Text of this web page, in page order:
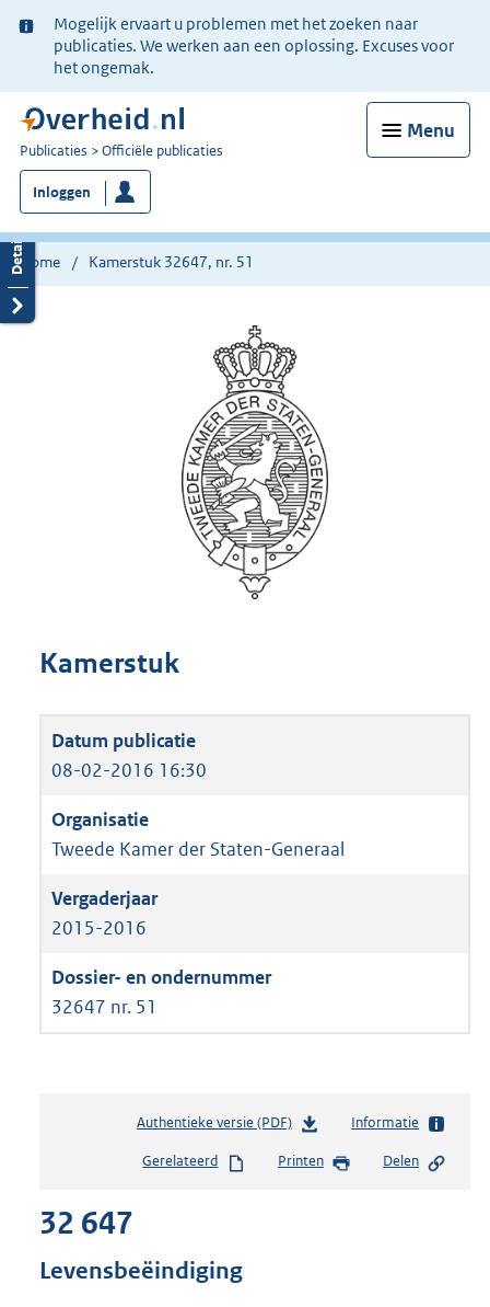
Ter
informatie:
Mogelijk ervaart u problemen met het zoeken naar
publicaties. We werken aan een oplossing. Excuses voor
het ongemak.
Menu
U
bent
nu
hier:
Publicaties Officiële publicaties
Inloggen
Home Kamerstuk 32647, nr. 51
Kamerstuk
08-02-2016 16:30
Tweede Kamer der Staten-Generaal
2015-2016
32647 nr. 51
Authentieke versie (PDF)b
s
Informatie
Gerelateerd Printen Delen
32 647
Levensbeëindiging